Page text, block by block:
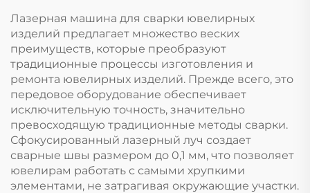
Лазерная машина для сварки ювелирных
изделий предлагает множество веских
преимуществ, которые преобразуют
традиционные процессы изготовления и
ремонта ювелирных изделий. Прежде всего, это
передовое оборудование обеспечивает
исключительную точность, значительно
превосходящую традиционные методы сварки.
Сфокусированный лазерный луч создает
сварные швы размером до 0,1 мм, что позволяет
ювелирам работать с самыми хрупкими
элементами, не затрагивая окружающие участки.